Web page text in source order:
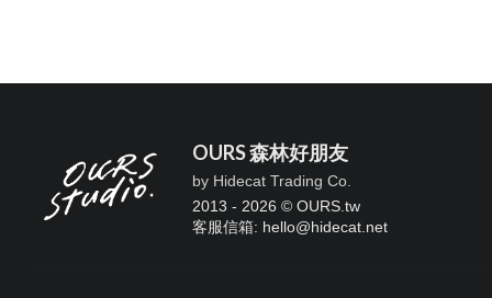
OURS 森林好朋友
by Hidecat Trading Co.
2013 - 2026 © OURS.tw
客服信箱: hello@hidecat.net